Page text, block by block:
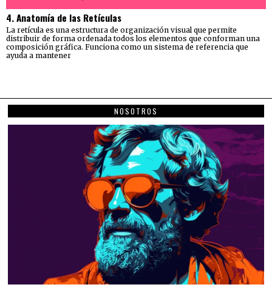
4. Anatomía de las Retículas
La retícula es una estructura de organización visual que permite
distribuir de forma ordenada todos los elementos que conforman una
composición gráfica. Funciona como un sistema de referencia que
ayuda a mantener
NOSOTROS